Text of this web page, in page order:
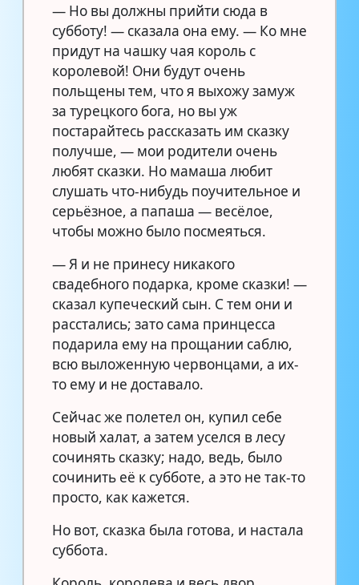
— Но вы должны прийти сюда в
субботу! — сказала она ему. — Ко мне
придут на чашку чая король с
королевой! Они будут очень
польщены тем, что я выхожу замуж
за турецкого бога, но вы уж
постарайтесь рассказать им сказку
получше, — мои родители очень
любят сказки. Но мамаша любит
слушать что-нибудь поучительное и
серьёзное, а папаша — весёлое,
чтобы можно было посмеяться.
— Я и не принесу никакого
свадебного подарка, кроме сказки! —
сказал купеческий сын. С тем они и
расстались; зато сама принцесса
подарила ему на прощании саблю,
всю выложенную червонцами, а их-
то ему и не доставало.
Сейчас же полетел он, купил себе
новый халат, а затем уселся в лесу
сочинять сказку; надо, ведь, было
сочинить её к субботе, а это не так-то
просто, как кажется.
Но вот, сказка была готова, и настала
суббота.